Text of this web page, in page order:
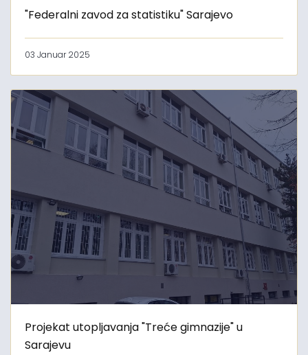
"Federalni zavod za statistiku" Sarajevo
03 Januar 2025
Projekat utopljavanja "Treće gimnazije" u
Sarajevu